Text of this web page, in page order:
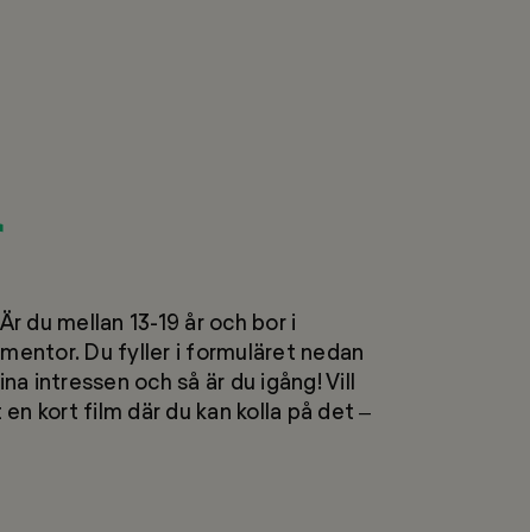
du mellan 13-19 år och bor i
Du fyller i formuläret nedan
intressen och så är du igång! Vill
kort film där du kan kolla på det –